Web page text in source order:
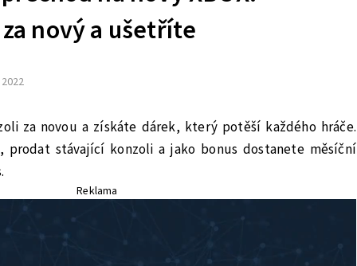
nový a ušetříte
za novou a získáte dárek, který potěší každého hráče.
prodat stávající konzoli a jako bonus dostanete měsíční
Reklama